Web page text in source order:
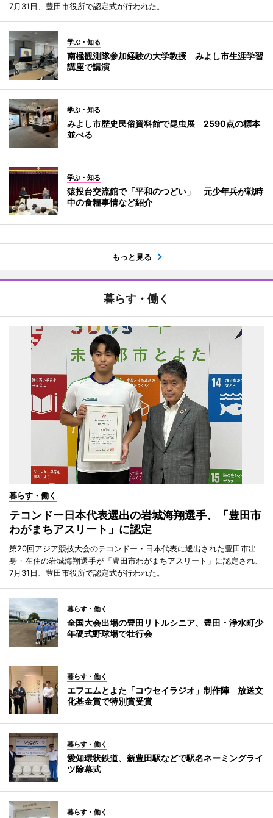
7月31日、豊田市役所で認定式が行われた。
学ぶ・知る
南極観測隊参加経験の大学教授 みよし市生涯学習
講座で講演
学ぶ・知る
みよし市歴史民俗資料館で昆虫展 2590点の標本
並べる
学ぶ・知る
猿投台交流館で「平和のつどい」 元少年兵が戦時
中の食糧事情など紹介
もっと見る
暮らす・働く
暮らす・働く
テコンドー日本代表選出の岩城海翔選手、「豊田市
わがまちアスリート」に認定
第20回アジア競技大会のテコンドー・日本代表に選出された豊田市出
身・在住の岩城海翔選手が「豊田市わがまちアスリート」に認定され、
7月31日、豊田市役所で認定式が行われた。
暮らす・働く
全国大会出場の豊田リトルシニア、豊田・浄水町少
年硬式野球場で壮行会
暮らす・働く
エフエムとよた「コウセイラジオ」制作陣 放送文
化基金賞で特別賞受賞
暮らす・働く
愛知環状鉄道、新豊田駅などで駅名ネーミングライ
ツ除幕式
暮らす・働く